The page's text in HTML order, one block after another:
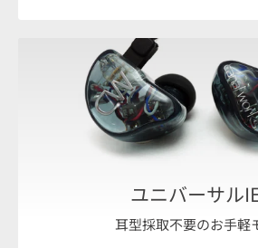
ユニバーサル
耳型採取不要のお手軽